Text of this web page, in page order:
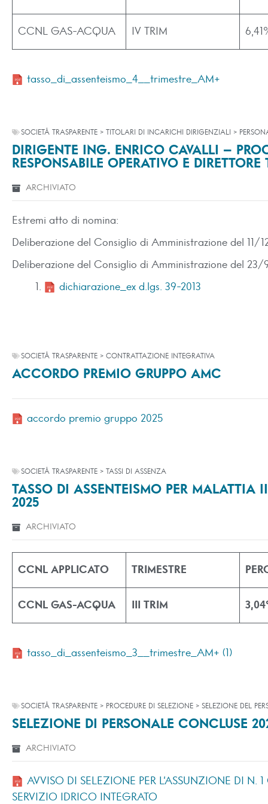
CCNL GAS-ACQUA IV TRIM
tasso_di_assenteismo_4__trimestre_AM+
SOCIETÀ TRASPARENTE > TITOLARI DI INCARICHI DIRIGENZIALI >
DIRIGENTE ING. ENRICO CAVALLI –
RESPONSABILE OPERATIVO E
ARCHIVIATO
Estremi atto di nomina:
Deliberazione del Consiglio di Amministrazione del 11/
Deliberazione del Consiglio di Amministrazione del
dichiarazione_ex d.lgs. 39-2013
SOCIETÀ TRASPARENTE > CONTRATTAZIONE INTEGRATIVA
ACCORDO PREMIO GRUPPO AMC
accordo premio gruppo 2025
SOCIETÀ TRASPARENTE > TASSI DI ASSENZA
TASSO DI ASSENTEISMO PER MALATTIA
2025
ARCHIVIATO
CCNL APPLICATO TRIMESTRE
CCNL GAS-ACQUA III TRIM
tasso_di_assenteismo_3__trimestre_AM+ (1)
SOCIETÀ TRASPARENTE > PROCEDURE DI SELEZIONE > SELEZIONE DEL
SELEZIONE DI PERSONALE CONCLUSE
ARCHIVIATO
AVVISO DI SELEZIONE PER L’ASSUNZIONE DI N. 1
SERVIZIO IDRICO INTEGRATO